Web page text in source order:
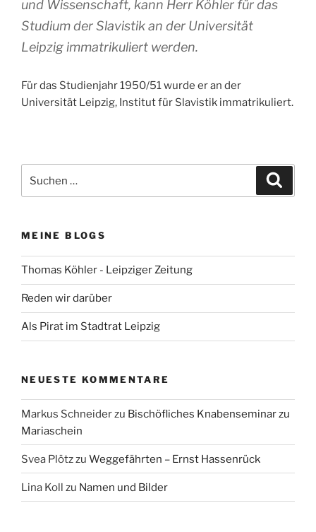
und Wissenschaft, kann Herr Köhler für das
Studium der Slavistik an der Universität
Leipzig immatrikuliert werden.
Für das Studienjahr 1950/51 wurde er an der
Universität Leipzig, Institut für Slavistik immatrikuliert.
nach:
MEINE BLOGS
Thomas Köhler - Leipziger Zeitung
Reden wir darüber
Als Pirat im Stadtrat Leipzig
NEUESTE KOMMENTARE
Markus Schneiderzu Bischöfliches Knabenseminar zu
Mariaschein
Svea Plötzzu Weggefährten – Ernst Hassenrück
Lina Koll zu Namen und Bilder